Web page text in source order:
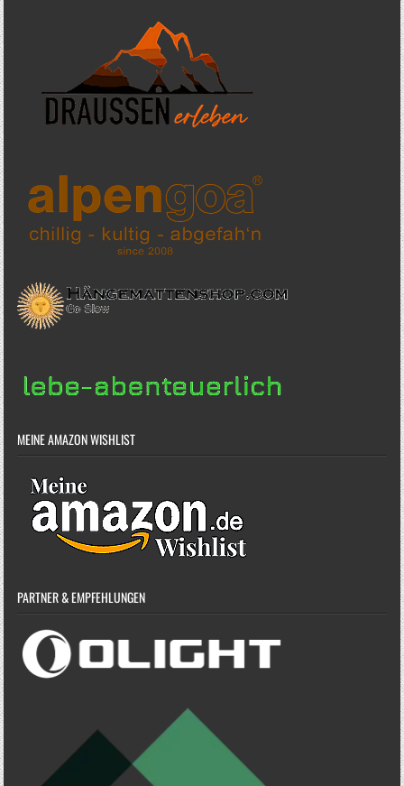
MEINE AMAZON WISHLIST
PARTNER & EMPFEHLUNGEN